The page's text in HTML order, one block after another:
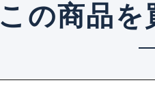
この商品を